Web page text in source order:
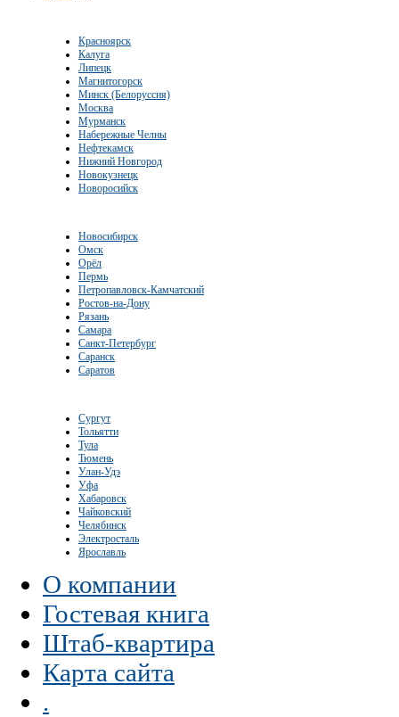
Красноярск
Калуга
Липецк
Магнитогорск
Минск (Белоруссия)
Москва
Мурманск
Набережные Челны
Нефтекамск
Нижний Новгород
Новокузнецк
Новоросийск
Новосибирск
Омск
Орёл
Пермь
Петропавловск-Камчатский
Ростов-на-Дону
Рязань
Самара
Санкт-Петербург
Саранск
Саратов
Сургут
Тольятти
Тула
Тюмень
Улан-Удэ
Уфа
Хабаровск
Чайковский
Челябинск
Электросталь
Ярославль
О компании
Гостевая книга
Штаб-квартира
Карта сайта
.